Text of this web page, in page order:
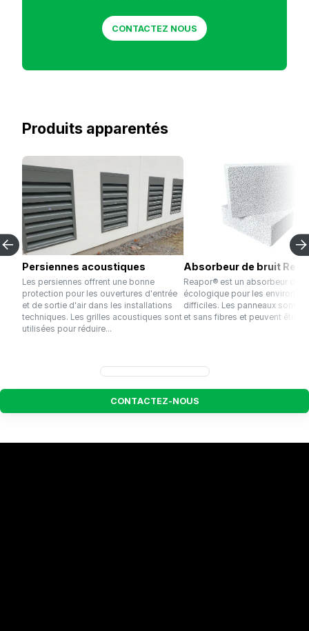
CONTACTEZ NOUS
Produits apparentés
Persiennes acoustiques
Les persiennes offrent une bonne
protection pour les ouvertures d'entrée
et de sortie d'air dans les installations
techniques. Les grilles acoustiques sont
utilisées pour réduire...
Absorbeur de bruit
Reapor® est un absorbeur de
écologique pour les
difficiles. Les panneaux sont
et sans fibres et peuvent être
CONTACTEZ-NOUS